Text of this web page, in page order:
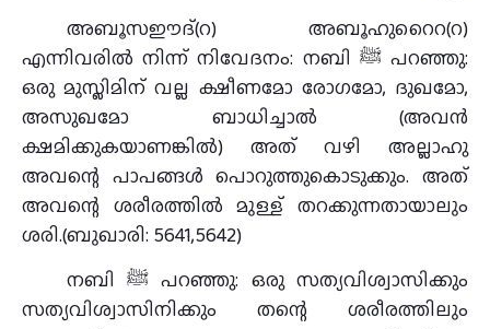
അബൂസഈദ്‌(റ) അബൂഹുറൈറ(റ)
എന്നിവരിൽ നിന്ന് നിവേദനം: നബി ﷺ പറഞ്ഞു:
ഒരു മുസ്ലിമിന് വല്ല ക്ഷീണമോ രോഗമോ, ദുഖമോ,
അസുഖമോ ബാധിച്ചാൽ (അവന്‍
ക്ഷമിക്കുകയാണങ്കില്‍) അത് വഴി അല്ലാഹു
അവന്റെ പാപങ്ങൾ പൊറുത്തുകൊടുക്കും. അത്
അവന്റെ ശരീരത്തിൽ മുള്ള് തറക്കുന്നതായാലും
ശരി.(ബുഖാരി: 5641,5642)
നബി ﷺ പറഞ്ഞു: ഒരു സത്യവിശ്വാസിക്കും
സത്യവിശ്വാസിനിക്കും തന്റെ ശരീരത്തിലും